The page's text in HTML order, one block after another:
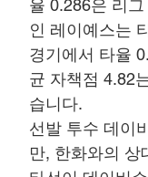
율 0.286은 리
인 레이예스는
경기에서 타율
균 자책점 4.82
습니다.
선발 투수 데이
만, 한화와의 상